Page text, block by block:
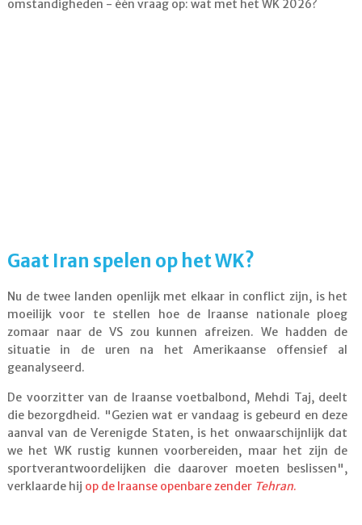
omstandigheden - één vraag op: wat met het WK 2026?
Gaat Iran spelen op het WK?
Nu de twee landen openlijk met elkaar in conflict zijn, is het
moeilijk voor te stellen hoe de Iraanse nationale ploeg
zomaar naar de VS zou kunnen afreizen. We hadden de
situatie in de uren na het Amerikaanse offensief al
geanalyseerd.
De voorzitter van de Iraanse voetbalbond, Mehdi Taj, deelt
die bezorgdheid. "Gezien wat er vandaag is gebeurd en deze
aanval van de Verenigde Staten, is het onwaarschijnlijk dat
we het WK rustig kunnen voorbereiden, maar het zijn de
sportverantwoordelijken die daarover moeten beslissen",
verklaarde hij op de Iraanse openbare zender Tehran.